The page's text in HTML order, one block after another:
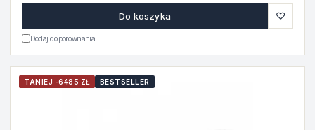
Do koszyka ♡
Dodaj do porównania
TANIEJ -6485 ZŁ BESTSELLER